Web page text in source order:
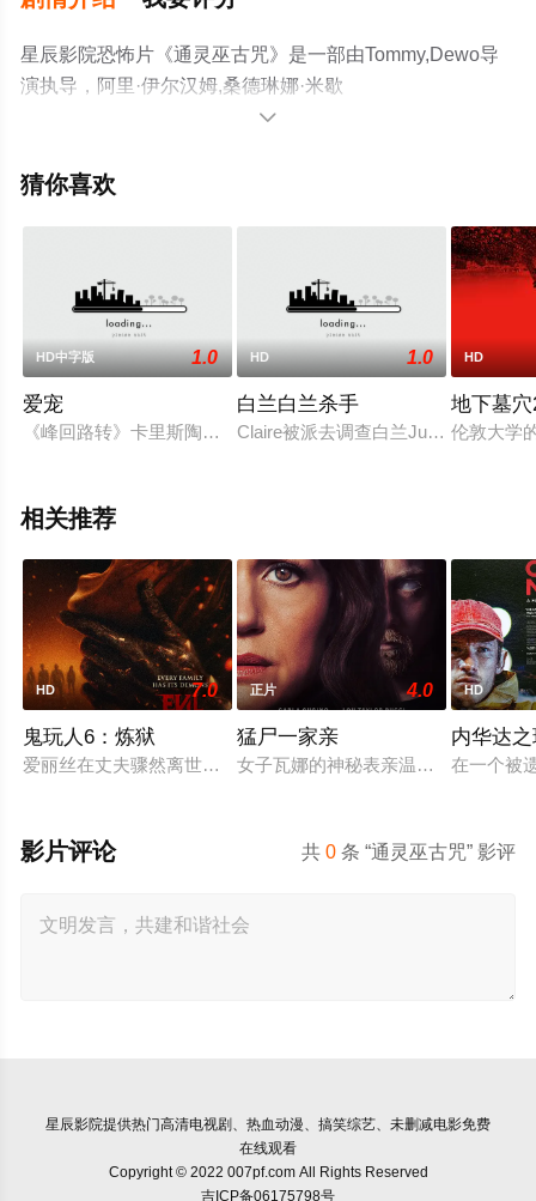
星辰影院恐怖片《通灵巫古咒》是一部由Tommy,Dewo导
演执导，阿里·伊尔汉姆,桑德琳娜·米歇
尔,Christian,Sugiono等明星精彩演绎的印度尼西亚电影，
完整版电影大全就来星辰影视，更多相关信息可移步至豆

猜你喜欢
HD中字版 1.0
爱宠
《峰回路转》卡里斯陶伦斯执导，《魔戒三部曲》多明尼克莫
HD 1.0
白兰白兰杀手
Claire被派去调查白兰Juliette的死因
HD
地下墓穴
伦敦大学
相关推荐
HD 7.0
鬼玩人6：炼狱
爱丽丝在丈夫骤然离世后深陷悲痛，受邀前往公婆的乡间庄园
正片 4.0
猛尸一家亲
女子瓦娜的神秘表亲温思罗普突然仓
HD
内华达
在一个被
共0 条 “通灵巫古咒” 影评
影片评论
星辰影院提供热门高清电视剧、热血动漫、搞笑综艺、未删减电影免费
在线观看
Copyright © 2022 007pf.com All Rights Reserved
吉ICP备06175798号